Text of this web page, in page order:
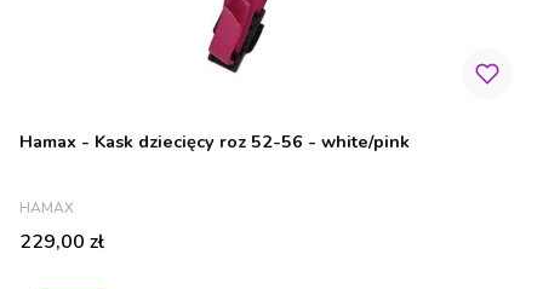
Hamax - Kask dziecięcy roz 52-56 - white/pink
PRODUCENT
HAMAX
Cena
229,00 zł